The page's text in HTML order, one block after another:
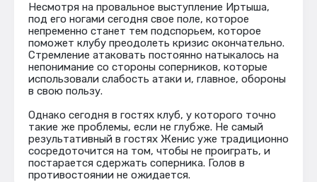
Несмотря на провальное выступление Иртыша,
под его ногами сегодня свое поле, которое
непременно станет тем подспорьем, которое
поможет клубу преодолеть кризис окончательно.
Стремление атаковать постоянно натыкалось на
непонимание со стороны соперников, которые
использовали слабость атаки и, главное, обороны
в свою пользу.
Однако сегодня в гостях клуб, у которого точно
такие же проблемы, если не глубже. Не самый
результативный в гостях Женис уже традиционно
сосредоточится на том, чтобы не проиграть, и
постарается сдержать соперника. Голов в
противостоянии не ожидается.